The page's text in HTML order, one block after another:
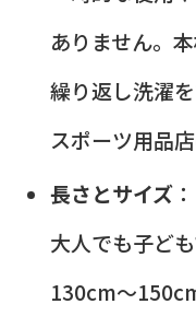
ありません。
繰り返し洗濯
スポーツ用品
長さとサイズ：
大人でも子ど
130cm〜